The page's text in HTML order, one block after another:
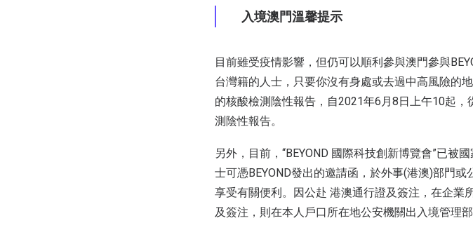
入境澳門溫馨提示
目前雖受疫情影響，但仍可以順利參與澳門參與
台灣籍的人士，只要你沒有身處或去過中高風險的
的核酸檢測陰性報告，自2021年6月8日上午10起
測陰性報告。
另外，目前，“BEYOND 國際科技創新博覽會”已被
士可憑BEYOND發出的邀請函，於外事(港澳)部門
享受有關便利。因公赴 港澳通行證及簽注，在企業
及簽注，則在本人戶口所在地公安機關出入境管理部